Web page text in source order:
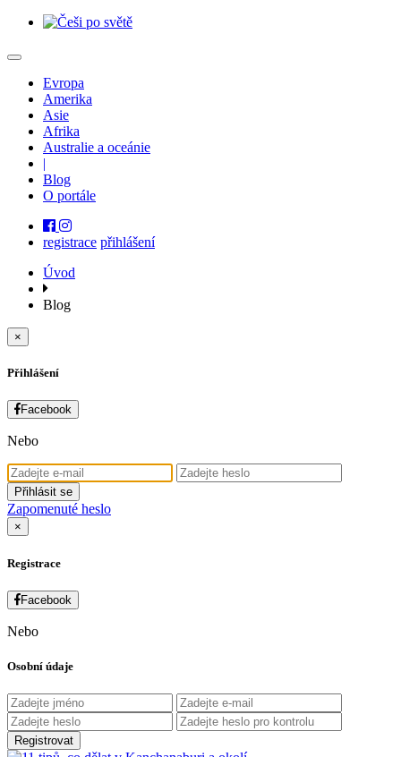
Evropa
Amerika
Asie
Afrika
Australie a oceánie
|
Blog
O portále
registrace přihlášení
Úvod
Blog
×
Přihlášení
Facebook
Nebo
Přihlásit se
Zapomenuté heslo
×
Registrace
Facebook
Nebo
Osobní údaje
Registrovat